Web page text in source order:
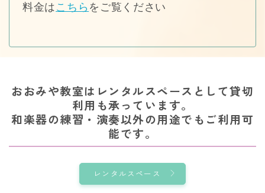
料金は こちら をご覧ください
おおみや教室はレンタルスペースとして貸切
利用も承っています。
​和楽器の練習・演奏以外の用途でもご利用可
能です。
レンタルスペース